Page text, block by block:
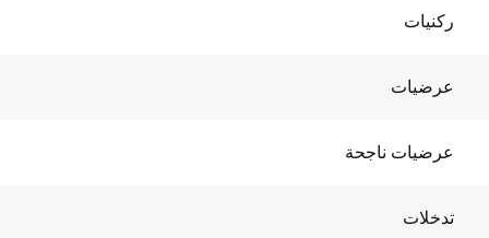
ركنيات
عرضيات
عرضيات ناجحة
تدخلات